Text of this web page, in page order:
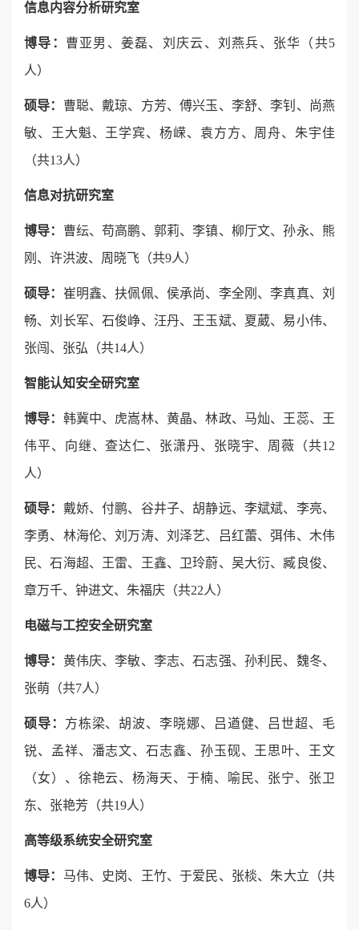
信息内容分析研究室
博导： 曹亚男、姜磊、刘庆云、刘燕兵、张华（共5
人）
硕导： 曹聪、戴琼、方芳、傅兴玉、李舒、李钊、尚燕
敏、王大魁、王学宾、杨嵘、袁方方、周舟、朱宇佳
（共13人）
信息对抗研究室
博导： 曹纭、苟高鹏、郭莉、李镇、柳厅文、孙永、熊
刚、许洪波、周晓飞（共9人）
硕导： 崔明鑫、扶佩佩、侯承尚、李全刚、李真真、刘
畅、刘长军、石俊峥、汪丹、王玉斌、夏葳、易小伟、
张闯、张弘（共14人）
智能认知安全研究室
博导： 韩冀中、虎嵩林、黄晶、林政、马灿、王蕊、王
伟平、向继、查达仁、张潇丹、张晓宇、周薇（共12
人）
硕导： 戴娇、付鹏、谷井子、胡静远、李斌斌、李亮、
李勇、林海伦、刘万涛、刘泽艺、吕红蕾、弭伟、木伟
民、石海超、王雷、王鑫、卫玲蔚、吴大衍、臧良俊、
章万千、钟进文、朱福庆（共22人）
电磁与工控安全研究室
博导： 黄伟庆、李敏、李志、石志强、孙利民、魏冬、
张萌（共7人）
硕导： 方栋梁、胡波、李晓娜、吕遒健、吕世超、毛
锐、孟祥、潘志文、石志鑫、孙玉砚、王思叶、王文
（女）、徐艳云、杨海天、于楠、喻民、张宁、张卫
东、张艳芳（共19人）
高等级系统安全研究室
博导： 马伟、史岗、王竹、于爱民、张棪、 朱大立（共
6人）